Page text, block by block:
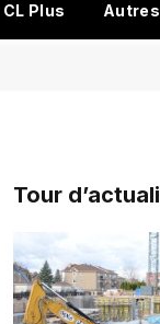
CL Plus Autres
Tour